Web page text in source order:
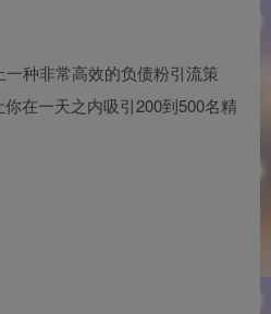
种非常高效的负债粉引流策
在一天之内吸引200到500名精